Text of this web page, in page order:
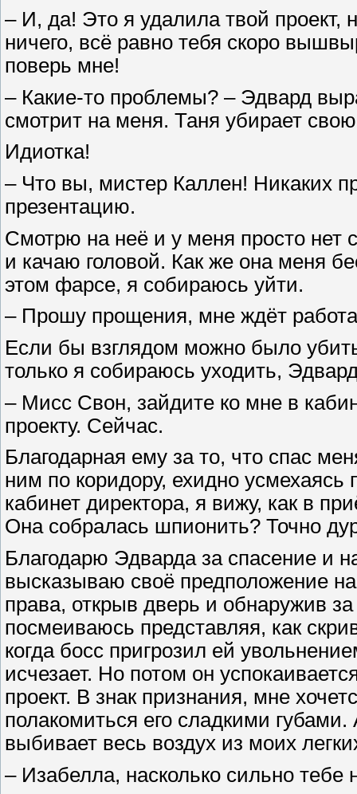
– И, да! Это я удалила твой
ничего, всё равно тебя скоро
поверь мне!
– Какие-то проблемы? – Эдвард
смотрит на меня. Таня убирает
Идиотка!
– Что вы, мистер Каллен! Никаких
презентацию.
Смотрю на неё и у меня просто нет
и качаю головой. Как же она меня
этом фарсе, я собираюсь уйти.
– Прошу прощения, мне ждёт
Если бы взглядом можно было
только я собираюсь уходить,
– Мисс Свон, зайдите ко мне в
проекту. Сейчас.
Благодарная ему за то, что спас
ним по коридору, ехидно
кабинет директора, я вижу, как в
Она собралась шпионить? Точно
Благодарю Эдварда за спасение и
высказываю своё предположение
права, открыв дверь и обнаружив
посмеиваюсь представляя, как
когда босс пригрозил ей
исчезает. Но потом он
проект. В знак признания, мне
полакомиться его сладкими
выбивает весь воздух из моих
– Изабелла, насколько сильно тебе